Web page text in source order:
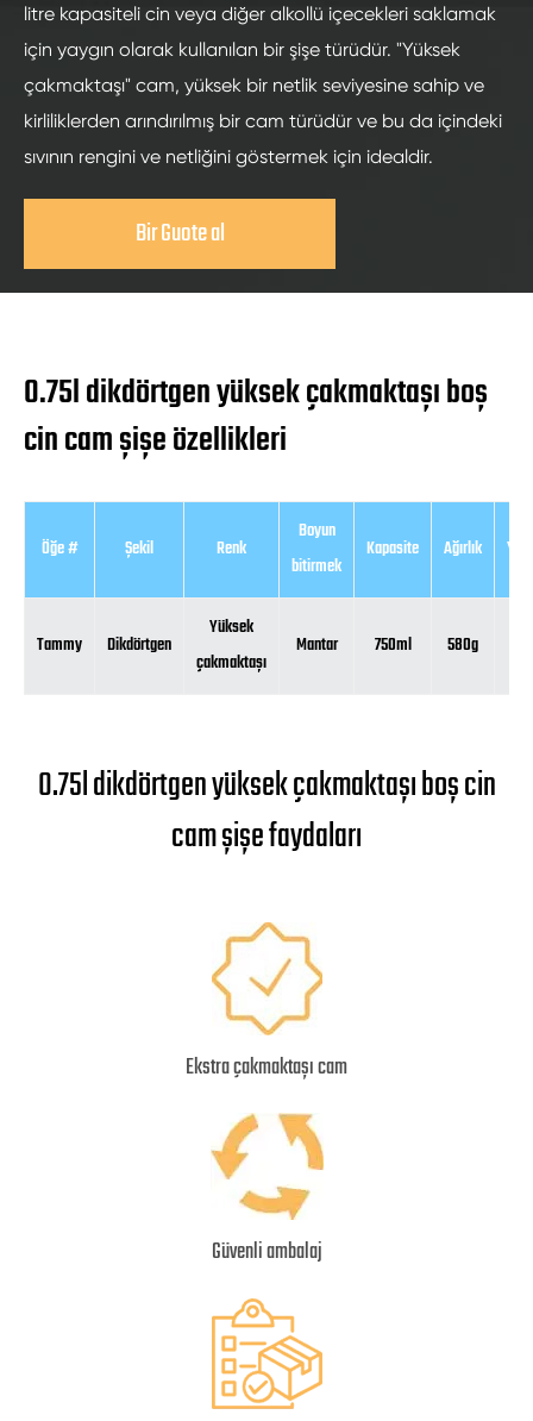
litre kapasiteli cin veya diğer alkollü içecekleri saklamak
için yaygın olarak kullanılan bir şişe türüdür. "Yüksek
çakmaktaşı" cam, yüksek bir netlik seviyesine sahip ve
kirliliklerden arındırılmış bir cam türüdür ve bu da içindeki
sıvının rengini ve netliğini göstermek için idealdir.
Bir Guote al
0.75l dikdörtgen yüksek çakmaktaşı boş
cin cam şişe özellikleri
Öğe # Şekil Renk
Boyun
bitirmek
Kapasite Ağırlık
Tammy Dikdörtgen
Yüksek
çakmaktaşı
Mantar 750ml 580g
0.75l dikdörtgen yüksek çakmaktaşı boş cin
cam şişe faydaları
Ekstra çakmaktaşı cam
Güvenli ambalaj